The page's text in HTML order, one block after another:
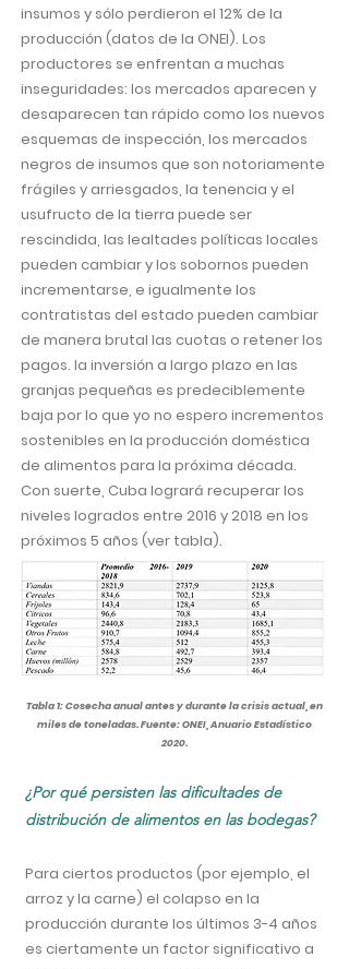
insumos y sólo perdieron el 12% de la
producción (datos de la ONEI). Los
productores se enfrentan a muchas
inseguridades: los mercados aparecen y
desaparecen tan rápido como los nuevos
esquemas de inspección, los mercados
negros de insumos que son notoriamente
frágiles y arriesgados, la tenencia y el
usufructo de la tierra puede ser
rescindida, las lealtades políticas locales
pueden cambiar y los sobornos pueden
incrementarse, e igualmente los
contratistas del estado pueden cambiar
de manera brutal las cuotas o retener los
pagos. la inversión a largo plazo en las
granjas pequeñas es predeciblemente
baja por lo que yo no espero incrementos
sostenibles en la producción doméstica
de alimentos para la próxima década.
Con suerte, Cuba logrará recuperar los
niveles logrados entre 2016 y 2018 en los
próximos 5 años (ver tabla).
Tabla 1: Cosecha anual antes y durante la crisis actual, en
miles de toneladas. Fuente: ONEI, Anuario Estadístico
2020.
¿Por qué persisten las dificultades de
distribución de alimentos en las bodegas?
Para ciertos productos (por ejemplo, el
arroz y la carne) el colapso en la
producción durante los últimos 3-4 años
es ciertamente un factor significativo a